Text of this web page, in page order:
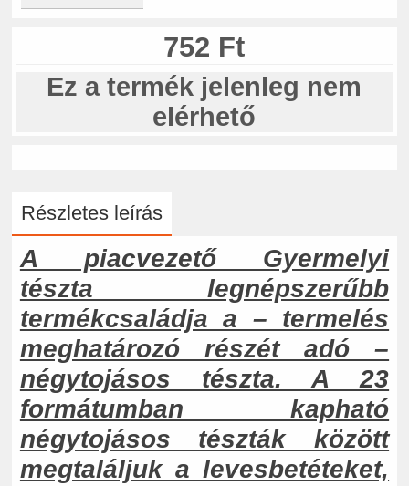
752 Ft
Ez a termék jelenleg nem
elérhető
Részletes leírás
A piacvezető Gyermelyi
tészta legnépszerűbb
termékcsaládja a – termelés
meghatározó részét adó –
négytojásos tészta. A 23
formátumban kapható
négytojásos tészták között
megtaláljuk a levesbetéteket,